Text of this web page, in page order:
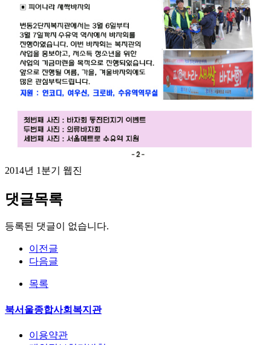
2014년 1분기 웹진
댓글목록
등록된 댓글이 없습니다.
이전글
다음글
목록
북서울종합사회복지관
이용약관